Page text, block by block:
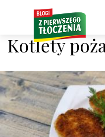
Kotlety